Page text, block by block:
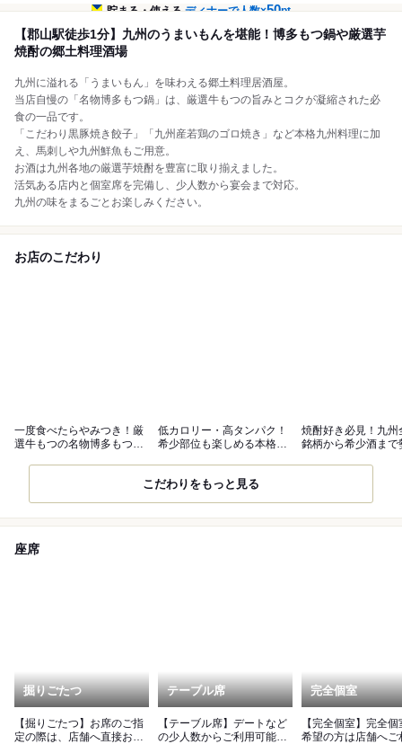
貯まる・使えるディナーで人数×50pt
【郡山駅徒歩1分】九州のうまいもんを堪能！博多もつ鍋や厳選芋
焼酎の郷土料理酒場
九州に溢れる「うまいもん」を味わえる郷土料理居酒屋。
当店自慢の「名物博多もつ鍋」は、厳選牛もつの旨みとコクが凝縮された必
食の一品です。
「こだわり黒豚焼き餃子」「九州産若鶏のゴロ焼き」など本格九州料理に加
え、馬刺しや九州鮮魚もご用意。
お酒は九州各地の厳選芋焼酎を豊富に取り揃えました。
活気ある店内と個室席を完備し、少人数から宴会まで対応。
九州の味をまるごとお楽しみください。
お店のこだわり
一度食べたらやみつき！厳
選牛もつの名物博多もつ鍋
低カロリー・高タンパク！
希少部位も楽しめる本格馬
焼酎好き必見！九州
銘柄から希少酒まで
こだわりをもっと見る
座席
掘りごたつ
【掘りごたつ】お席のご指
定の際は、店舗へ直接お問
テーブル席
【テーブル席】デートなど
の少人数からご利用可能と
完全個室
【完全個室】完全
希望の方は店舗へご